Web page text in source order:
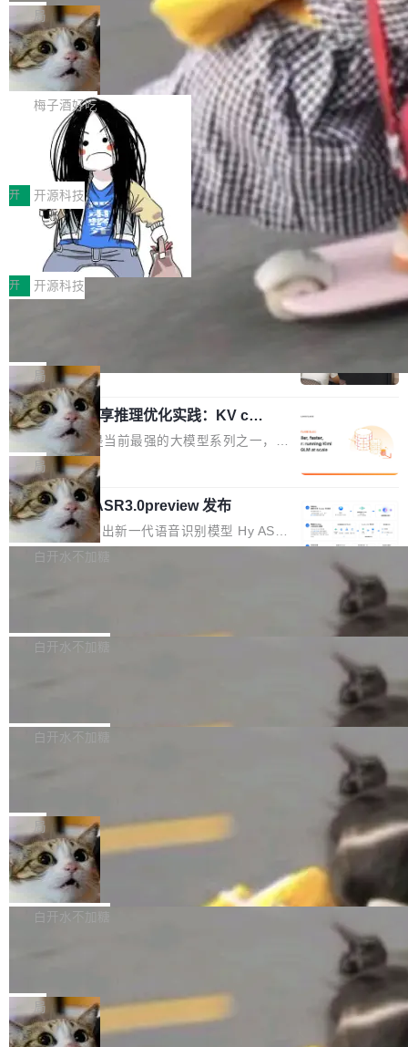
可控性和代码质量提出了更高要求。 首先是数据
安全与合规要求。对于大多数普通研发场景，公
有云模型能够满足快速试用和效率提升的需求。
但对于金融、能源、医疗等对数据安全要求较...
各业的Agent走向规模化建设，算力构成形态逐
渐丰富，用户关注的重点也在发生变化：不只是
让AI用起来，还要进一步看清混合算力时代下，
Token花在哪里、算力是否被充分利用，以及持
续增长的AI成本该如何优化。 深信服AI算力网关
正是围绕这些实际问题，从Token治理和成本治
理两个方面，让用户的每一份算力都看得清、管
得住、用得稳、省得下、更安全！ 一、从现在开
始，Token使用一目...
Bigtable 作者之一。TensorFlow 的作者之一。
Gemini 的架构师。Google 首席科学家。 Jeff D
ean 在 Google 工作了 27 年后，宣布离职。 他
不是一个人走。一同离开的还有 Sanjay Ghema
wat（Google 员工编号 23，Jeff Dean 二十多
年的编程搭档，MapReduce 和 Bigtable 的共同
作者）、Quoc Le（Google 大脑核心成员，Se
q2Seq 和 DocAI 的共同发明人）以及 Oriol Vin
yals（Gemini 联合负责人，AlphaSta...
局
🔥 SolonCode v2026.8.4 发布：界面
字体可调、22 种语言、记忆搜索增强
打开终端就能上岗的全中文编码智能体，这一轮
把「看得清、用母语、记得住」三件事一次补
齐。 SolonCode 是什么 SolonCode 是杭州无
耳科技研发的企业级终端编码智能体——一位全
中文驱动的数字员工，自主理解需求、规划步
骤、编写代码。不挑模型、不挑平台，curl 一行
装完即用。 开源地址：Gitee · GitCode · GitHu
b 安装 支持 Java 8+（8~26）、macOS / Linu
x / Windows / Harmony PC。 # macOS / Linu
x / Harmony PC curl -fsSL https://solon.noea
r.org/solon...
梅子酒好吃
让“代码语义理解”深度释放AI Coding
价值潜能：华为云码道（CodeArts）
代码仓技术解析
一、代码仓深度理解技术的作用与价值 在软件工
程实践中，代码仓是企业核心知识资产的主要载
体。企业级代码仓库通常包含数十万乃至数百万
个文件，其规模远超单次模型调用可承载的上下
文窗口。随着项目规模的持续扩张与代码历史的
不断累积，代码仓中的模块关系、接口契约、业
务逻辑等关键信息往往分散于数十乃至数百个文
件之中，形成高度复杂的知识关联网络。传统的
在语法层面完成文本定位，难以触及代码的语义
内涵与结构关联，导致开发者使用代码智能体在
理解大规模代码仓时面临显著"代码仓理解"瓶
颈。 代码仓深度理解服务（以下简称" CodeBas
e深度理解服务"）是华为云码道（CodeA...
开 开源科技
让“代码语义理解”深度释放AI Coding
价值潜能：华为云码道（CodeArts）
代码仓技术解析
一、代码仓深度理解技术的作用与价值 在软件工
程实践中，代码仓是企业核心知识资产的主要载
体。企业级代码仓库通常包含数十万乃至数百万
不断累积，代码仓中的模块关系、接口契约、业
务逻辑等关键信息往往分散于数十乃至数百个文
件之中，形成高度复杂的知识关联网络。传统的
代码检索手段（如关键词匹配、目录遍历）仅能
在语法层面完成文本定位，难以触及代码的语义
内涵与结构关联，导致开发者使用代码智能体在
理解大规模代码仓时面临显著"代码仓理解"瓶
颈。 代码仓深度理解服务（以下简称" CodeBas
e深度理解服务"）是华为云码道（CodeA...
开 开源科技
名90后算法工程师王某，为了给自己接的私活腾
服务器空间，删光了公司AI游戏部门的全部核心
数据。 王某2024年1月入职东城区某科技公司AI
短剧部门，有互联网大厂背景。在公司内部架构
调整期间，部门三次通知全员将数据从A集群迁
移到B集群，王某都回复了"收到"。 他没有迁移
数据。2024年9月3日下午4点，他使用此前登录
的账号密码进入A集群，输入了一条被程序员圈
称为"删库跑路"的命令——最高管理员权限、无
自研的多个文生3D和...
局
Cloudflare 分享推理优化实践：KV ca
che 量化 + 权重压缩，吞吐量提升 4
1%，成本降 30%
Kimi 和 GLM 是当前最强的大模型系列之一，但
它们有一个共同的问题：太吃显存了。月之暗面
的 Kimi K 系列和智谱的 GLM 都是长上下文、M
oE 架构的大模型，好用到让人上瘾，但 GPU 显
存永远不够用。 Cloudflare 的 Workers AI 团队
一直在跑这些模型的推理。他们在官方博客上发
整性保护。效果是：吞吐量提升 41%，每 token
局
腾讯混元 Hy ASR3.0preview 发布
腾讯混元正式推出新一代语音识别模型 Hy ASR
3.0preview。基于最新一代大语言模型 Hy3 的
让语音识别不再只是听清，而是真正听懂。通过
w 不要求标准普通话，方言识别覆盖粤语、吴语
白开水不加糖
新和少量网页兼容性修复版本。 Changes/fixe
容提供的字体时出现的几个问题 为避免音频加
质的最低采样率）的音频格式将被拒绝 修复了 C
SS 圆角虚线样式中可能存在的问题 如果表单中
的图像元素不在同一个子树中，则它们将不再关
联 加...
白开水不加糖
发布的 Release Notes，他利用 AI 工具（如 Co
最强的若干项。对于尚未正式发版的 PG 19，则
通过拉取过去一年内（从 PG 18 Beta1 时间点
至今）的所有 commit，同样交由 AI 分析提炼。
经过人工复核，准确度令人满意。这一方法也为
社区爱好者提供了高效跟踪新版本的思路。
白开水不加糖
维护工作一直与我的日常工作、家务、社交生活
和休闲娱乐竞争时间。" 这是 libexpat 维护者 S
ebastian Pipping 写在博客里的话。8 月 4 日，
他宣布了一个新消息：从 2026 年 8 月 1 日起，
他可以全职维护 libexpat 了，最长 6 个月。发
库之一。你的操作系统、浏览器、无数的基础设
施软件，很可能都在用它。而过去十年，维护它
的人一直在用业余...
局
Firefox 153.0.3 发布
Firefox 153.0.3 现已发布，具体更新内容如
下： New Smart Window 包含多项增强功能：
gi?id=2019042">Bug&nbsp;2019042</a>）</l
i> <li>现在，助手可以直接使用 Exa 的网络搜索
白开水不加糖
的 npm 包。项目的核心论点是：容器不适合 Ag
ent 计算。真正适合的，是 Isolate。 Cloudflare
局